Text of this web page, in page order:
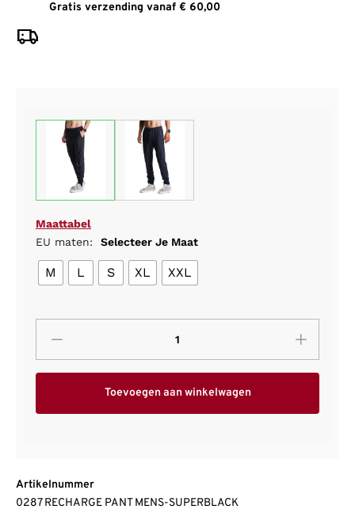
Gratis verzending vanaf € 60,00
Maattabel
EU maten:
Selecteer Je Maat
M L S XL XXL
Toevoegen aan winkelwagen
Artikelnummer
0287 RECHARGE PANT MENS-SUPERBLACK